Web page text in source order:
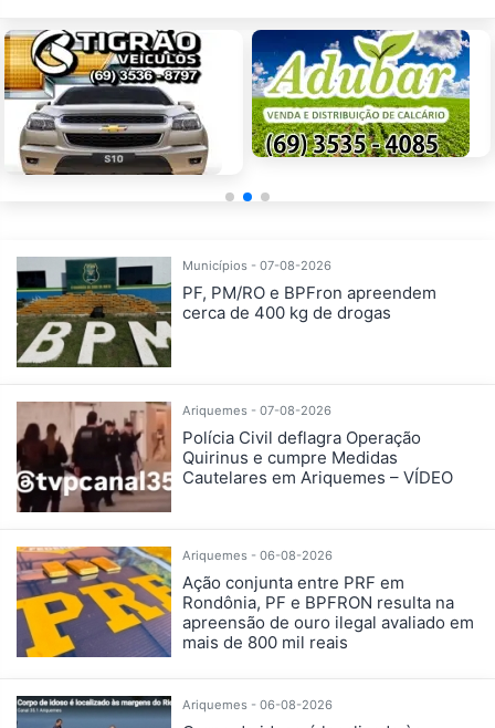
Municípios - 07-08-2026
PF, PM/RO e BPFron apreendem
cerca de 400 kg de drogas
Ariquemes - 07-08-2026
Polícia Civil deflagra Operação
Quirinus e cumpre Medidas
Cautelares em Ariquemes – VÍDEO
Ariquemes - 06-08-2026
Ação conjunta entre PRF em
Rondônia, PF e BPFRON resulta na
apreensão de ouro ilegal avaliado em
mais de 800 mil reais
Ariquemes - 06-08-2026